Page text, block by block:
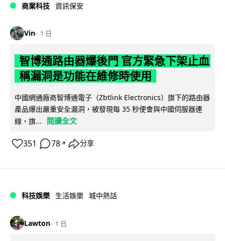
商業科技 資訊保安
Vin 1 日
智博通路由器爆後門 官方緊急下架止血
稱漏洞是功能在維修時使用
中國網通廠商智博通電子（Zbtlink Electronics）旗下的路由器
產品爆出嚴重安全漏洞，被發現每 35 秒便會與中國伺服器連
線，旗...
閱讀全文
351 78 ↗ 分享
科技娛樂 生活娛樂 城中熱話
Lawton 1 日